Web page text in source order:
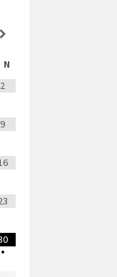
N
2
9
•